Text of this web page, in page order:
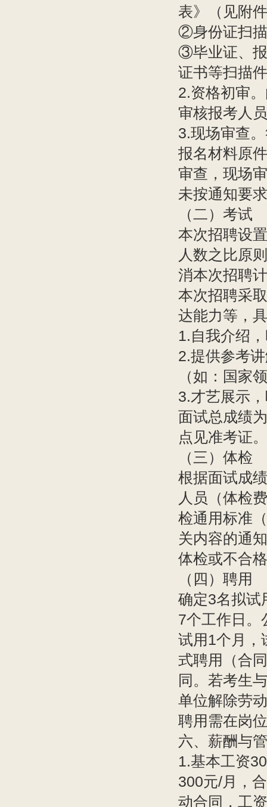
表》（见附
②身份证扫
③毕业证、
证书等扫描
2.资格初审
审核报考人
3.现场审查
报名材料原
审查，现场
未按通知要
（二）考试
本次招聘设
人数之比原
消本次招聘
本次招聘采
达能力等，
1.自我介绍
2.提供参考
（如：国家
3.才艺展示
面试总成绩
点见准考证。
（三）体检
根据面试成
人员（体检
检通用标准
关内容的通
体检或不合
（四）聘用
确定3名拟试
7个工作日。
试用1个月，
式聘用（合
同。若考生
单位解除劳
聘用需在岗
六、薪酬与
1.基本工资
300元/月，
动合同，工